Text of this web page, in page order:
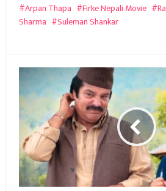
Arpan Thapa Firke Nepali Movie
Sharma
Suleman Shankar